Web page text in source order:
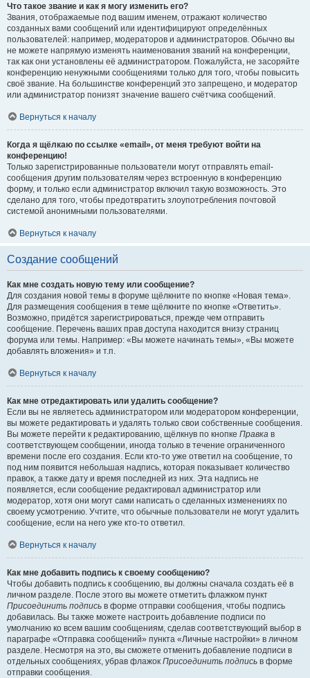
Что такое звание и как я могу изменить его?
Звания, отображаемые под вашим именем, отражают количество
созданных вами сообщений или идентифицируют определённых
пользователей: например, модераторов и администраторов. Обычно вы
не можете напрямую изменять наименования званий на конференции,
так как они установлены её администратором. Пожалуйста, не засоряйте
конференцию ненужными сообщениями только для того, чтобы повысить
своё звание. На большинстве конференций это запрещено, и модератор
или администратор понизят значение вашего счётчика сообщений.
Вернуться к началу
Когда я щёлкаю по ссылке «email», от меня требуют войти на
конференцию!
Только зарегистрированные пользователи могут отправлять email-
сообщения другим пользователям через встроенную в конференцию
форму, и только если администратор включил такую возможность. Это
сделано для того, чтобы предотвратить злоупотребления почтовой
системой анонимными пользователями.
Вернуться к началу
Создание сообщений
Как мне создать новую тему или сообщение?
Для создания новой темы в форуме щёлкните по кнопке «Новая тема».
Для размещения сообщения в теме щёлкните по кнопке «Ответить».
Возможно, придётся зарегистрироваться, прежде чем отправить
сообщение. Перечень ваших прав доступа находится внизу страниц
форума или темы. Например: «Вы можете начинать темы», «Вы можете
добавлять вложения» и т.п.
Вернуться к началу
Как мне отредактировать или удалить сообщение?
Если вы не являетесь администратором или модератором конференции,
вы можете редактировать и удалять только свои собственные сообщения.
Вы можете перейти к редактированию, щёлкнув по кнопке Правка в
соответствующем сообщении, иногда только в течение ограниченного
времени после его создания. Если кто-то уже ответил на сообщение, то
под ним появится небольшая надпись, которая показывает количество
правок, а также дату и время последней из них. Эта надпись не
появляется, если сообщение редактировал администратор или
модератор, хотя они могут сами написать о сделанных изменениях по
своему усмотрению. Учтите, что обычные пользователи не могут удалить
сообщение, если на него уже кто-то ответил.
Вернуться к началу
Как мне добавить подпись к своему сообщению?
Чтобы добавить подпись к сообщению, вы должны сначала создать её в
личном разделе. После этого вы можете отметить флажком пункт
Присоединить подпись в форме отправки сообщения, чтобы подпись
добавилась. Вы также можете настроить добавление подписи по
умолчанию ко всем вашим сообщениям, сделав соответствующий выбор в
параграфе «Отправка сообщений» пункта «Личные настройки» в личном
разделе. Несмотря на это, вы сможете отменить добавление подписи в
отдельных сообщениях, убрав флажок Присоединить подпись в форме
отправки сообщения.